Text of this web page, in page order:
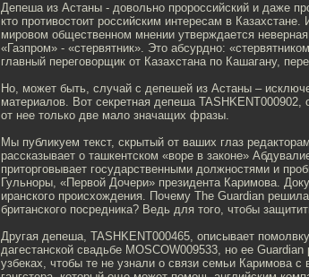
Депеша из Астаны - довольно пророссийский и даже
кто противостоит российским интересам в
мировом общественном мнении утверждается
«Газпром» - «стервятник». Это абсурдно:
главный переговорщик от Казахстана по Кашагану,
Но, может быть, случай с депешей из Астаны –
материалов. Вот секретная депеша
от нее только две мало значащих фразы.
Мы публикуем текст, скрытый от ваших глаз
рассказывает о ташкентском «воре в законе»
приторговывает государственными должностями и
Гульноры, «Первой Дочери» президента Каримова.
иранского происхождения. Почему The Guardian
британского посредника? Ведь для того, чтобы
Другая депеша, TASHKENT000465, описывает
дагестанской свадьбе MOSCOW009533, но ее
узбеках, чтобы те не узнали о связи семьи Каримова